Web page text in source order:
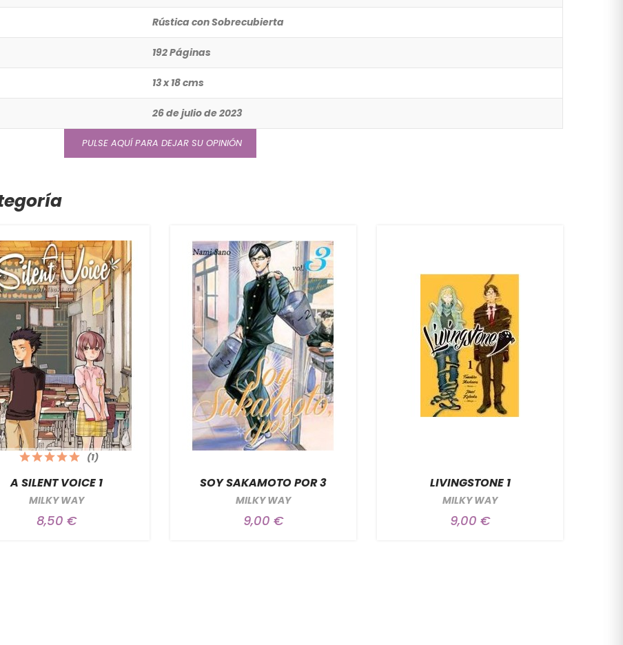
Rústica con Sobrecubierta
192 Páginas
13 x 18 cms
26 de julio de 2023
PULSE AQUÍ PARA DEJAR SU OPINIÓN
A SILENT VOICE 1
MILKY WAY
(1)
8,50 €
SOY SAKAMOTO POR 3
MILKY WAY
9,00 €
LIVINGSTONE 1
MILKY WAY
9,00 €